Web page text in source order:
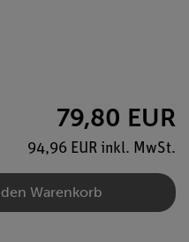
79,80 EUR
94,96 EUR inkl. MwSt.
Warenkorb